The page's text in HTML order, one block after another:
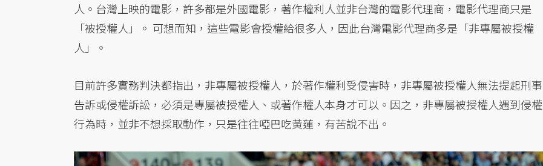
人。台灣上映的電影，許多都是外國電影，著作權利人並非台灣的電影代理商，電影代理商只是
「被授權人」。 可想而知，這些電影會授權給很多人，因此台灣電影代理商多是「非專屬被授權
人」。
目前許多實務判決都指出，非專屬被授權人，於著作權利受侵害時，非專屬被授權人無法提起刑事
告訴或侵權訴訟，必須是專屬被授權人、或著作權人本身才可以。因之，非專屬被授權人遇到侵權
行為時，並非不想採取動作，只是往往啞巴吃黃蓮，有苦說不出。